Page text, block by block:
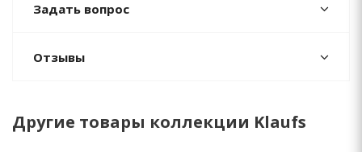
Задать вопрос
Отзывы
Другие товары коллекции Klaufs